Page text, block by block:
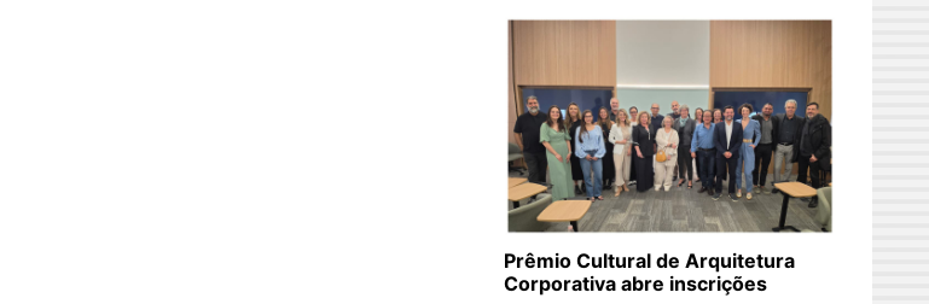
Prêmio Cultural de Arquitetura
Corporativa abre inscrições